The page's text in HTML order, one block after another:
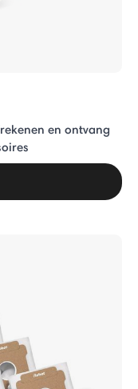
en ontvang